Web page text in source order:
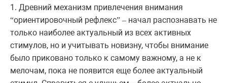
1. Древний механизм привлечения внимания
“ориентировочный рефлекс” – начал распознавать не
только наиболее актуальный из всех активных
стимулов, но и учитывать новизну, чтобы внимание
было приковано только к самому важному, а не к
мелочам, пока не появится еще более актуальный